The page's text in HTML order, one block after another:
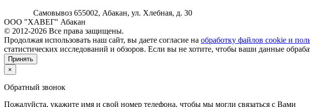
Самовывоз 655002, Абакан, ул. Хлебная, д. 30
ООО "ХАВЕГ" Абакан
© 2012-2026 Все права защищены.
Продолжая использовать наш сайт, вы даете согласие на обработку файлов cookie и
статистических исследований и обзоров. Если вы не хотите, чтобы ваши данные
Принять
×
Обратный звонок
Пожалуйста, укажите имя и свой номер телефона, чтобы мы могли связаться с Вами